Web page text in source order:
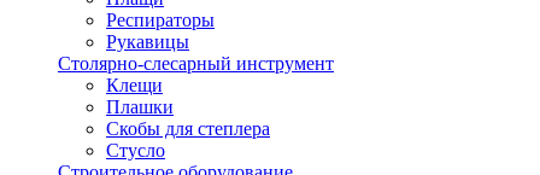
Респираторы
Рукавицы
Столярно-слесарный инструмент
Клещи
Плашки
Скобы для степлера
Стусло